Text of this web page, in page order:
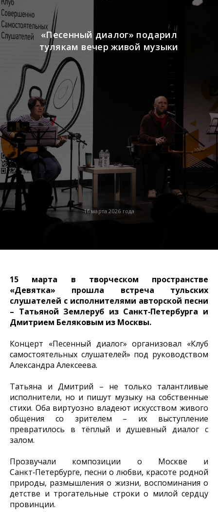
16 марта 2026 года
«Песенный диалог» подарил
тулякам вечер живой музыки
15 марта в творческом пространстве
«Девятка» прошла встреча тульских
слушателей с исполнителями авторской песни
– Татьяной Землеруб из Санкт‑Петербурга и
Дмитрием Беляковым из Москвы.
Концерт «Песенный диалог» организовал «Клуб
самостоятельных слушателей» под руководством
Александра Алексеева.
Татьяна и Дмитрий – не только талантливые
исполнители, но и пишут музыку на собственные
стихи. Оба виртуозно владеют искусством живого
общения со зрителем – их выступление
превратилось в тёплый и душевный диалог с
залом.
Прозвучали композиции о Москве и
Санкт‑Петербурге, песни о любви, красоте родной
природы, размышления о жизни, воспоминания о
детстве и трогательные строки о милой сердцу
провинции.